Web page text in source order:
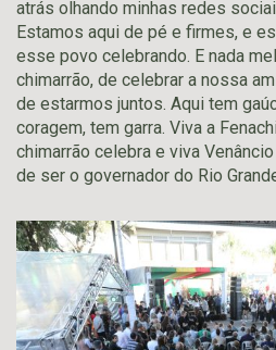
atrás olhando minhas redes
Estamos aqui de pé e firmes, e
esse povo celebrando. E nada
chimarrão, de celebrar a nossa
de estarmos juntos. Aqui tem
coragem, tem garra. Viva a
chimarrão celebra e viva
de ser o governador do Rio